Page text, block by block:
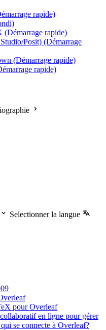
rapide)
rapide)
Posit) (Démarrage
(Démarrage rapide)
rapide)
Selectionner la langue
pour Overleaf
en ligne pour gérer
se connecte à Overleaf?